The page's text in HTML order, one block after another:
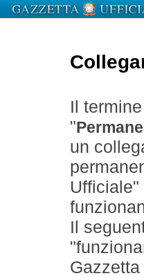
Il
"
un
Il